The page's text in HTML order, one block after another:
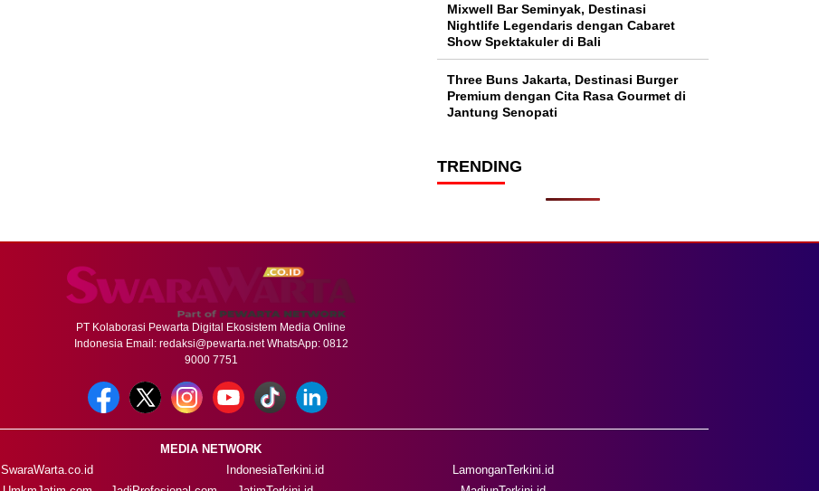
Mixwell Bar Seminyak, Destinasi
Nightlife Legendaris dengan Cabaret
Show Spektakuler di Bali
Three Buns Jakarta, Destinasi Burger
Premium dengan Cita Rasa Gourmet di
Jantung Senopati
TRENDING
PT Kolaborasi Pewarta Digital Ekosistem Media Online
Indonesia Email: redaksi@pewarta.netWhatsApp: 0812
9000 7751
MEDIA NETWORK
SwaraWarta.co.id
IndonesiaTerkini.id
LamonganTerkini.id